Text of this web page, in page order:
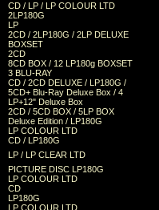
CD / LP / LP COLOUR LTD
2LP180G
LP
2CD / 2LP180G / 2LP DELUXE
BOXSET
2CD
8CD BOX / 12 LP180g BOXSET
3 BLU-RAY
CD / 2CD DELUXE / LP180G /
5CD+ Blu-Ray Deluxe Box / 4
LP+12" Deluxe Box
2CD / 5CD BOX / 5LP BOX
Deluxe Edition / LP180G
LP COLOUR LTD
CD / LP180G
LP / LP CLEAR LTD
PICTURE DISC LP180G
LP COLOUR LTD
CD
LP180G
LP COLOUR LTD